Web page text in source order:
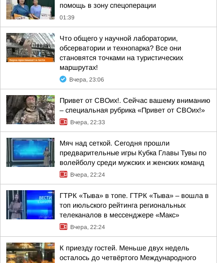
помощь в зону спецоперации
01:39
Что общего у научной лаборатории,
обсерватории и технопарка? Все они
становятся точками на туристических
маршрутах!
Вчера, 23:06
Привет от СВОих!. Сейчас вашему вниманию
– специальная рубрика «Привет от СВОих!»
Вчера, 22:33
Мяч над сеткой. Сегодня прошли
предварительные игры Кубка Главы Тувы по
волейболу среди мужских и женских команд
Вчера, 22:24
ГТРК «Тыва» в топе. ГТРК «Тыва» – вошла в
топ июльского рейтинга региональных
телеканалов в мессенджере «Макс»
Вчера, 22:24
К приезду гостей. Меньше двух недель
осталось до четвёртого Международного